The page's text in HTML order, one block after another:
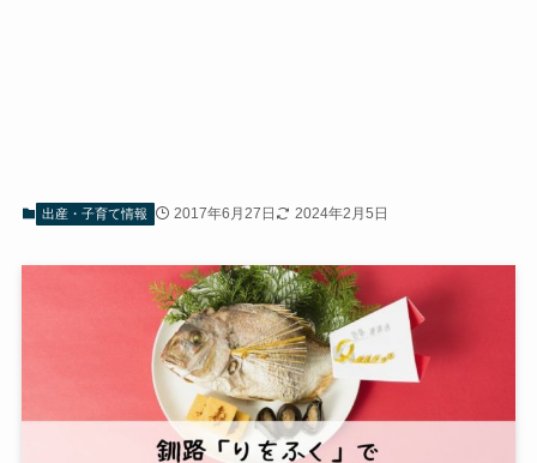
出産・子育て情報 2017年6月27日 2024年2月5日